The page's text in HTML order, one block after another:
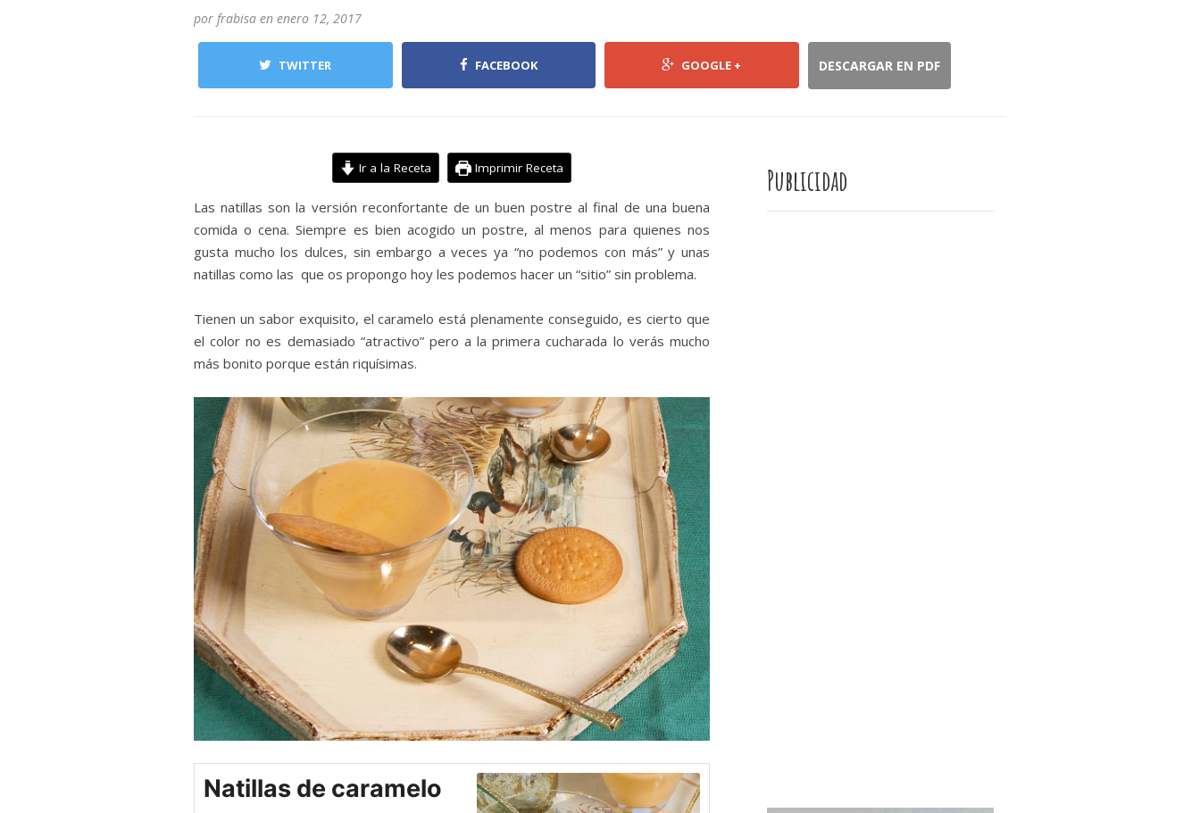
por frabisa en enero 12, 2017
TWITTER FACEBOOK GOOGLE + DESCARGAR EN PDF
Ir a la Receta Imprimir Receta
Las natillas son la versión reconfortante de un buen postre al final de una buena
comida o cena. Siempre es bien acogido un postre, al menos para quienes nos
gusta mucho los dulces, sin embargo a veces ya “no podemos con más” y unas
natillas como las que os propongo hoy les podemos hacer un “sitio” sin problema.
Tienen un sabor exquisito, el caramelo está plenamente conseguido, es cierto que
el color no es demasiado “atractivo” pero a la primera cucharada lo verás mucho
más bonito porque están riquísimas.
Natillas de caramelo
Publicidad